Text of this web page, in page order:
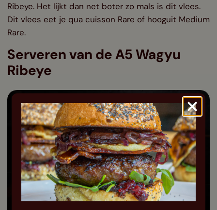
Ribeye. Het lijkt dan net boter zo mals is dit vlees.
Dit vlees eet je qua cuisson Rare of hooguit Medium
Rare.
Serveren van de A5 Wagyu
Ribeye